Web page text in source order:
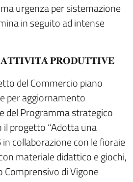
urgenza per sistemazione
in seguito ad intense
𝐏𝐑𝐎𝐃𝐔𝐓𝐓𝐈𝐕𝐄
del Commercio piano
per aggiornamento
del Programma strategico
progetto ‘‘Adotta una
collaborazione con le fioraie
materiale didattico e giochi,
Comprensivo di Vigone